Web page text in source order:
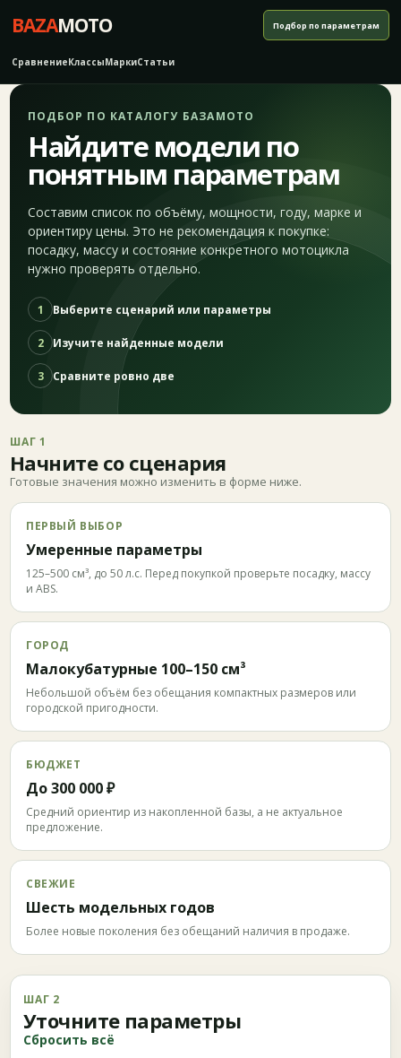
BAZAMOTO
СравнениеКлассыМаркиСтатьи
Подбор по параметрам
ПОДБОР ПО КАТАЛОГУ БАЗАМОТО
Найдите модели по
понятным параметрам
Составим список по объёму, мощности, году, марке и
ориентиру цены. Это не рекомендация к покупке:
посадку, массу и состояние конкретного мотоцикла
нужно проверять отдельно.
1 Выберите сценарий или параметры
2 Изучите найденные модели
3 Сравните ровно две
ШАГ 1
Начните со сценария
Готовые значения можно изменить в форме ниже.
ПЕРВЫЙ ВЫБОР
Умеренные параметры
125–500 см³, до 50 л.с. Перед покупкой проверьте посадку, массу
и ABS.
ГОРОД
Малокубатурные 100–150 см³
Небольшой объём без обещания компактных размеров или
городской пригодности.
БЮДЖЕТ
До 300 000 ₽
Средний ориентир из накопленной базы, а не актуальное
предложение.
СВЕЖИЕ
Шесть модельных годов
Более новые поколения без обещаний наличия в продаже.
ШАГ 2
Уточните параметры
Сбросить всё